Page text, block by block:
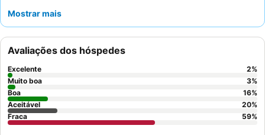
noitecomo uma vantagem significativa. Para uma experiência
para a rua movimentada.
Mostrar mais
Avaliações dos hóspedes
Excelente 2%
Muito boa
3%
Boa
16%
Aceitável
20%
Fraca
59%